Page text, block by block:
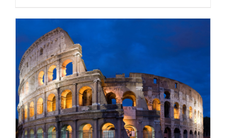
VER OPÇÕESESTE
PRODUTO
TEM
VÁRIAS
VARIANTES.
/ DETALHES